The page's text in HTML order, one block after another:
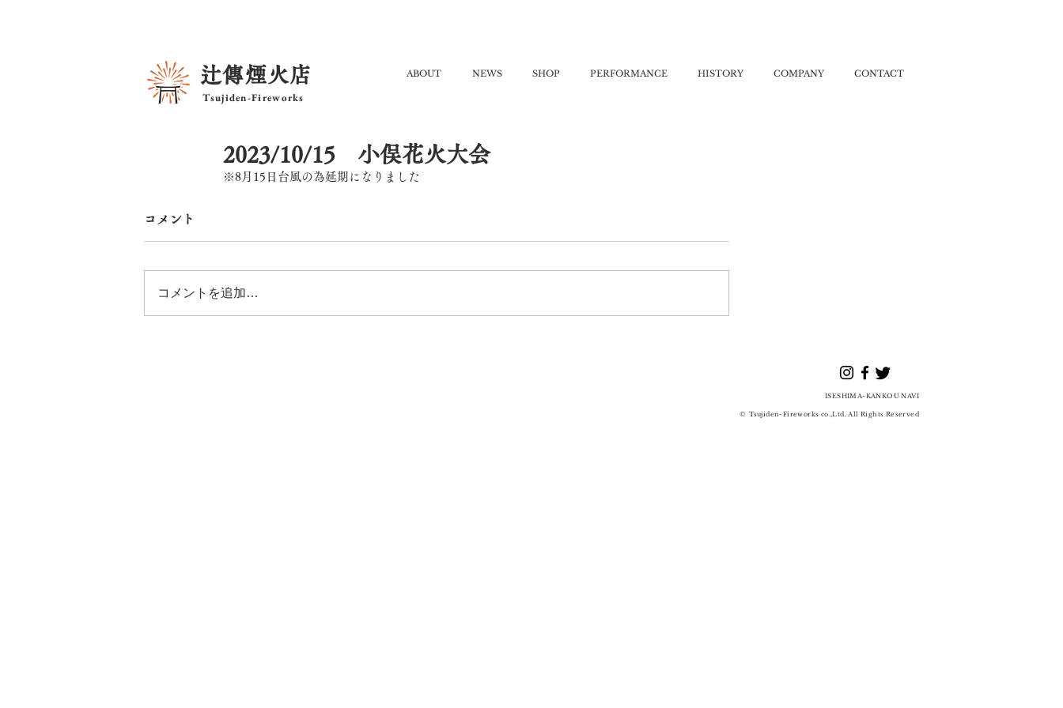
辻傳煙火店
Tsujiden-Fireworks
ABOUT NEWS SHOP PERFORMANCE HISTORY COMPANY CONTACT
2023/10/15 小俣花火大会
※8月15日台風の為延期になりました
コメント
コメントを追加…
ISESHIMA-KANKOU NAVI
© Tsujiden-Fireworks co.,Ltd. All Rights Reserved